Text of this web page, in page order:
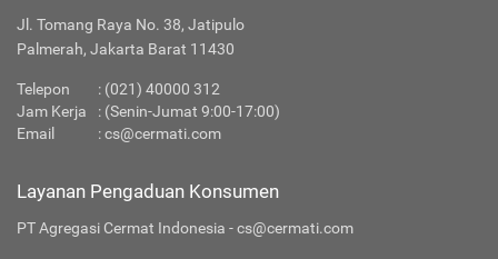
Jl. Tomang Raya No. 38, Jatipulo
Palmerah, Jakarta Barat 11430
Telepon : (021) 40000 312
Jam Kerja
: (Senin-Jumat 9:00-17:00)
Email
:cs@cermati.com
Layanan Pengaduan Konsumen
PT Agregasi Cermat Indonesia - cs@cermati.com